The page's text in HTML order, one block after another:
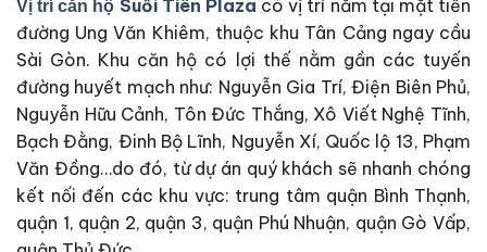
Vị trí căn hộ Suối Tiên Plaza có vị trí nằm tại mặt tiền
đường Ung Văn Khiêm, thuộc khu Tân Cảng ngay cầu
Sài Gòn. Khu căn hộ có lợi thế nằm gần các tuyến
đường huyết mạch như: Nguyễn Gia Trí, Điện Biên Phủ,
Nguyễn Hữu Cảnh, Tôn Đức Thắng, Xô Viết Nghệ Tĩnh,
Bạch Đằng, Đinh Bộ Lĩnh, Nguyễn Xí, Quốc lộ 13, Phạm
Văn Đồng…do đó, từ dự án quý khách sẽ nhanh chóng
kết nối đến các khu vực: trung tâm quận Bình Thạnh,
quận 1, quận 2, quận 3, quận Phú Nhuận, quận Gò Vấp,